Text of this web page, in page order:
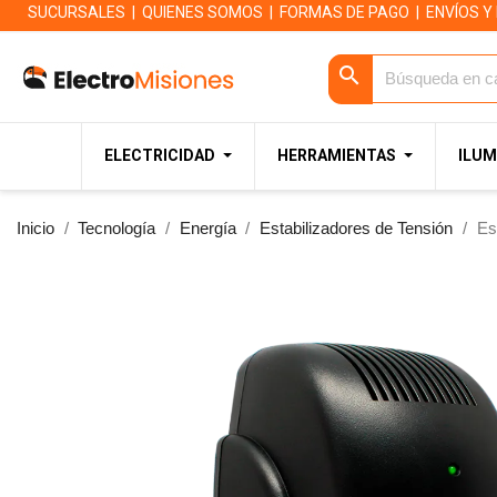
SUCURSALES QUIENES SOMOS FORMAS DE PAGO ENVÍOS
search
ELECTRICIDAD HERRAMIENTAS
Inicio Tecnología Energía Estabilizadores de Tensión